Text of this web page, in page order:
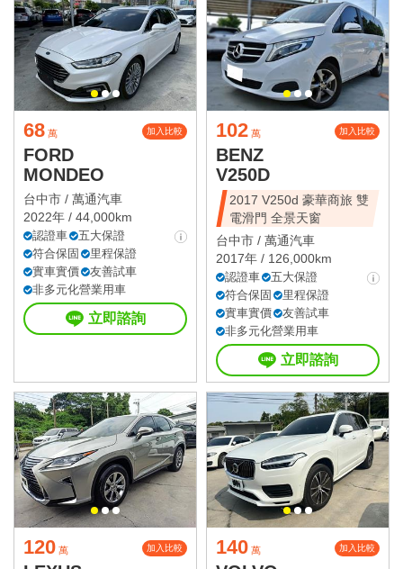
68 萬 加入比較
FORD
MONDEO
台中市 / 萬通汽車
2022年 / 44,000km
認證車
五大保證
符合保固
里程保證
實車實價
友善試車
非多元化營業用車
立即諮詢
102 萬 加入比較
BENZ
V250D
2017 V250d 豪華商旅 雙
電滑門 全景天窗
台中市 / 萬通汽車
2017年 / 126,000km
認證車
五大保證
符合保固
里程保證
實車實價
友善試車
非多元化營業用車
立即諮詢
120 萬 加入比較 140 萬 加入比較